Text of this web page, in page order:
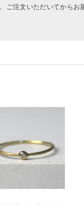
ご注文いただいてからお